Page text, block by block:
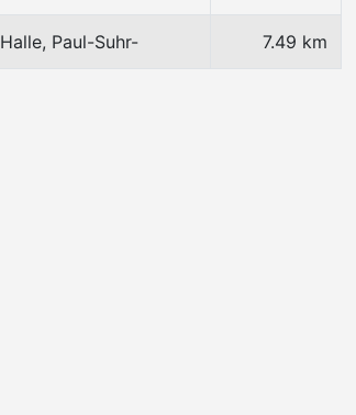
Halle, Paul-Suhr- 7.49 km